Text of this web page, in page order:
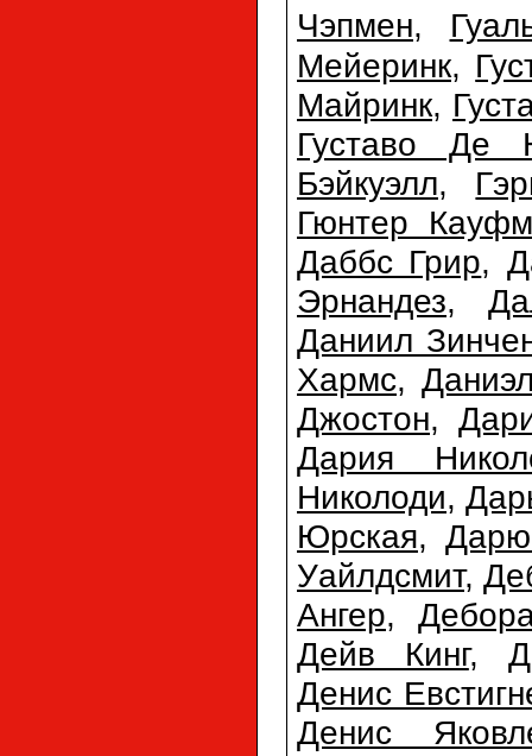
Чэпмен,
Мейеринк,
Майринк,
Густаво Де
Бэйкуэлл,
Гюнтер
Даббс Грир,
Эрнандез,
Даниил
Хармс,
Джостон,
Дария
Николоди,
Юрская,
Уайлдсмит,
Ангер,
Дейв Кинг,
Денис
Денис